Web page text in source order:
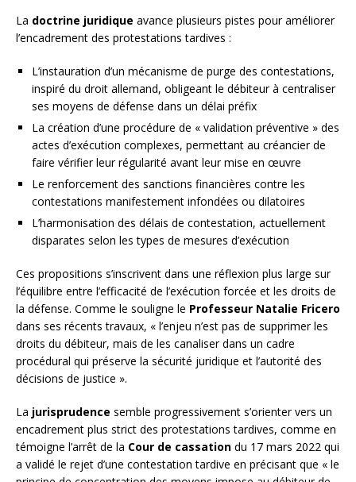
La doctrine juridique avance plusieurs pistes pour améliorer
l’encadrement des protestations tardives :
L’instauration d’un mécanisme de purge des contestations,
inspiré du droit allemand, obligeant le débiteur à centraliser
ses moyens de défense dans un délai préfix
La création d’une procédure de « validation préventive » des
actes d’exécution complexes, permettant au créancier de
faire vérifier leur régularité avant leur mise en œuvre
Le renforcement des sanctions financières contre les
contestations manifestement infondées ou dilatoires
L’harmonisation des délais de contestation, actuellement
disparates selon les types de mesures d’exécution
Ces propositions s’inscrivent dans une réflexion plus large sur
l’équilibre entre l’efficacité de l’exécution forcée et les droits de
la défense. Comme le souligne le Professeur Natalie Fricero
dans ses récents travaux, « l’enjeu n’est pas de supprimer les
droits du débiteur, mais de les canaliser dans un cadre
procédural qui préserve la sécurité juridique et l’autorité des
décisions de justice ».
La jurisprudence semble progressivement s’orienter vers un
encadrement plus strict des protestations tardives, comme en
témoigne l’arrêt de la Cour de cassation du 17 mars 2022 qui
a validé le rejet d’une contestation tardive en précisant que « le